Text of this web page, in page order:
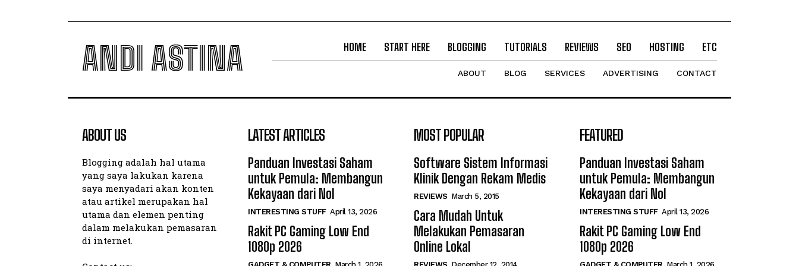
ANDI ASTINA HOME START HERE BLOGGING TUTORIALS REVIEWS SEO HOSTING ETC
ABOUT BLOG SERVICES ADVERTISING CONTACT
ABOUT US
Blogging adalah hal utama
yang saya lakukan karena
saya menyadari akan konten
atau artikel merupakan hal
utama dan elemen penting
dalam melakukan pemasaran
di internet.
LATEST ARTICLES
Panduan Investasi Saham
untuk Pemula: Membangun
Kekayaan dari Nol
INTERESTING STUFF April 13, 2026
Rakit PC Gaming Low End
1080p 2026
MOST POPULAR
Software Sistem Informasi
Klinik Dengan Rekam Medis
REVIEWS March 5, 2015
Cara Mudah Untuk
Melakukan Pemasaran
Online Lokal
FEATURED
Panduan Investasi Saham
untuk Pemula: Membangun
Kekayaan dari Nol
INTERESTING STUFF April 13, 2026
Rakit PC Gaming Low End
1080p 2026